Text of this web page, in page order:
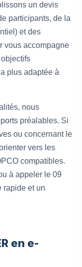
un devis
participants, de la
et des
vous accompagne
plus adaptée à
nous
préalables. Si
ou concernant le
vers les
compatibles.
à appeler le 09
rapide et un
en e-